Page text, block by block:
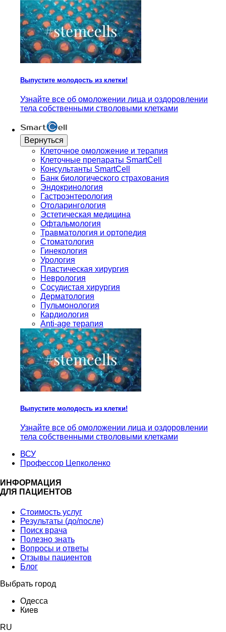
Выпустите молодость из клетки!
Узнайте все об омоложении лица и оздоровлении
тела собственными стволовыми клетками
Вернуться
Клеточное омоложение и терапия
Клеточные препараты SmartCell
Консультанты SmartCell
Банк биологического страхования
Эндокринология
Гастроэнтерология
Отоларингология
Эстетическая медицина
Офтальмология
Травматология и ортопедия
Стоматология
Гинекология
Урология
Пластическая хирургия
Неврология
Сосудистая хирургия
Дерматология
Пульмонология
Кардиология
Anti-age терапия
Выпустите молодость из клетки!
Узнайте все об омоложении лица и оздоровлении
тела собственными стволовыми клетками
ВСУ
Профессор Цепколенко
ИНФОРМАЦИЯ
ДЛЯ ПАЦИЕНТОВ
Стоимость услуг
Результаты (до/после)
Поиск врача
Полезно знать
Вопросы и ответы
Отзывы пациентов
Блог
Выбрать город
Одесса
Киев
RU